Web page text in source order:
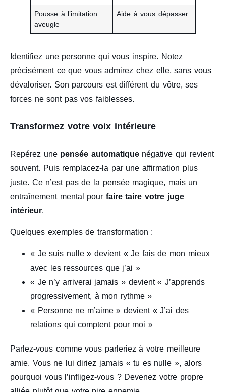
Pousse à l’imitation
aveugle
Aide à vous dépasser
Identifiez une personne qui vous inspire. Notez
précisément ce que vous admirez chez elle, sans vous
dévaloriser. Son parcours est différent du vôtre, ses
forces ne sont pas vos faiblesses.
Transformez votre voix intérieure
Repérez une pensée automatiquenégative qui revient
souvent. Puis remplacez-la par une affirmation plus
juste. Ce n’est pas de la pensée magique, mais un
entraînement mental pour faire taire votre juge
intérieur.
Quelques exemples de transformation :
« Je suis nulle » devient « Je fais de mon mieux
avec les ressources que j’ai »
« Je n’y arriverai jamais » devient « J’apprends
progressivement, à mon rythme »
« Personne ne m’aime » devient « J’ai des
relations qui comptent pour moi »
Parlez-vous comme vous parleriez à votre meilleure
amie. Vous ne lui diriez jamais « tu es nulle », alors
pourquoi vous l’infligez-vous ? Devenez votre propre